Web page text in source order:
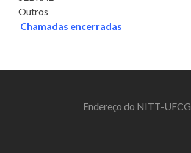
Outros
Chamadas encerradas
Endereço do NITT-UFCG